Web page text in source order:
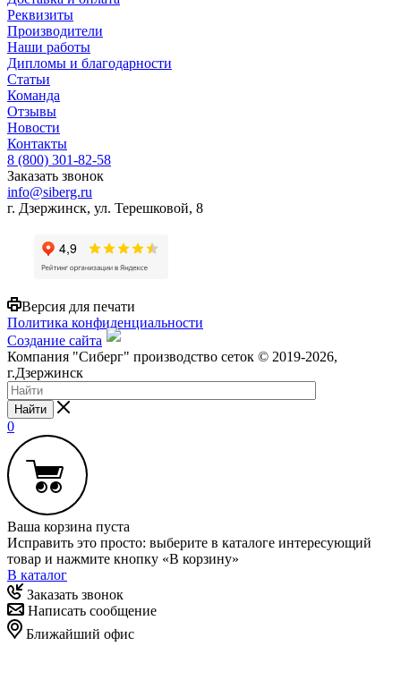
Реквизиты
Производители
Наши работы
Дипломы и благодарности
Статьи
Команда
Отзывы
Новости
Контакты
8 (800) 301-82-58
Заказать звонок
info@siberg.ru
г. Дзержинск, ул. Терешковой, 8
Версия для печати
Политика конфиденциальности
Создание сайта
Компания "Сиберг" производство сеток © 2019-2026,
г.Дзержинск
Найти
0
Ваша корзина пуста
Исправить это просто: выберите в каталоге интересующий
товар и нажмите кнопку «В корзину»
В каталог
Заказать звонок
Написать сообщение
Ближайший офис